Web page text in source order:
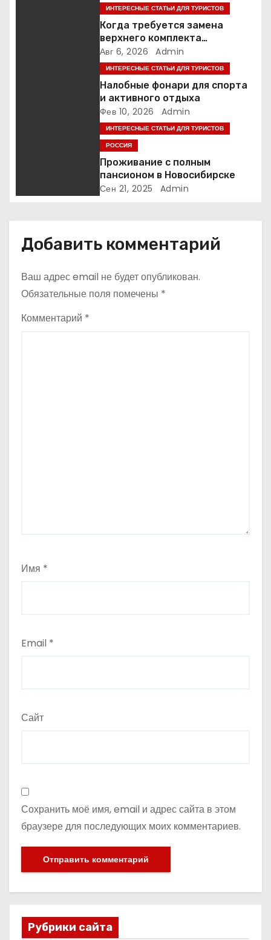
и
я
м
ИНТЕРЕСНЫЕ СТАТЬИ ДЛЯ ТУРИСТОВ
Когда требуется замена
верхнего комплекта
прокладок двигателя
Авг 6, 2026 Admin
ИНТЕРЕСНЫЕ СТАТЬИ ДЛЯ ТУРИСТОВ
Налобные фонари для спорта
и активного отдыха
Фев 10, 2026 Admin
ИНТЕРЕСНЫЕ СТАТЬИ ДЛЯ ТУРИСТОВ
РОССИЯ
Проживание с полным
пансионом в Новосибирске
Сен 21, 2025 Admin
Добавить комментарий
Ваш адрес email не будет опубликован.
Обязательные поля помечены *
Комментарий *
Имя *
Email *
Сайт
Сохранить моё имя, email и адрес сайта в этом
браузере для последующих моих комментариев.
Рубрики сайта